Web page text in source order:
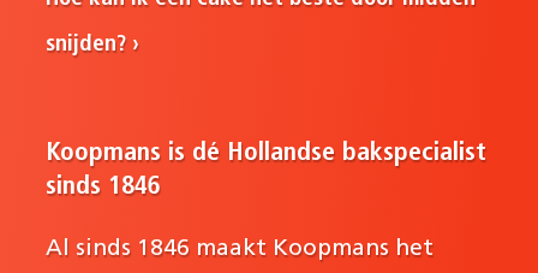
snijden?
Koopmans is dé Hollandse bakspecialist
sinds 1846
Al sinds 1846 maakt Koopmans het